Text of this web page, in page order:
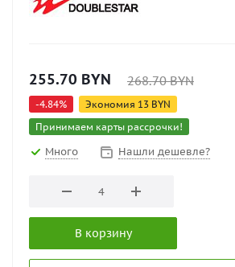
255.70 BYN 268.70BYN
-4.84% Экономия 13 BYN
Принимаем карты рассрочки!
Много Нашли дешевле?
В корзину